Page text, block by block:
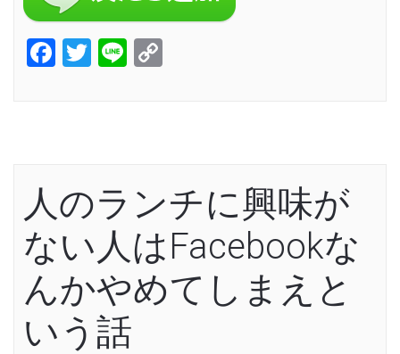
Facebook
Twitter
Line
人のランチに興味が
ない人はFacebookな
んかやめてしまえと
いう話